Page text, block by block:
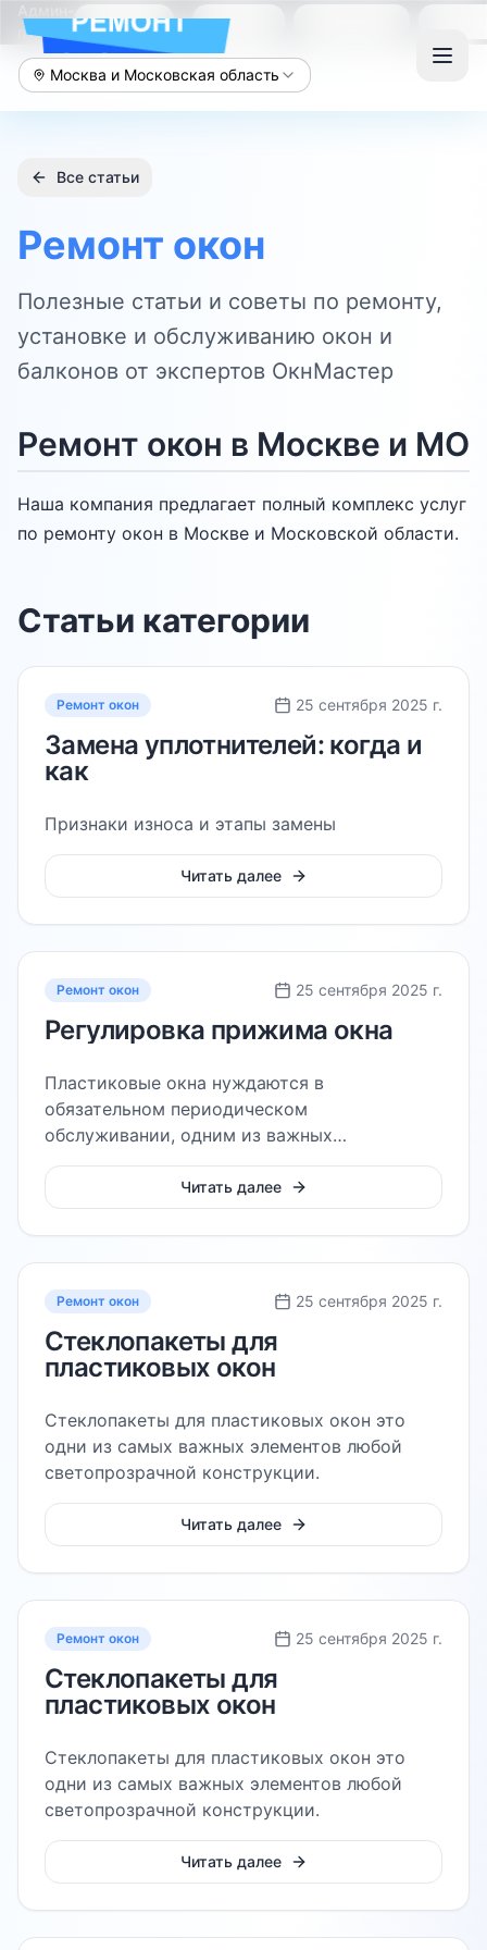
панель
Консоль Статьи
Москва и Московская область
Все статьи
Ремонт окон
Полезные статьи и советы по ремонту,
установке и обслуживанию окон и
балконов от экспертов ОкнМастер
Ремонт окон в Москве и МО
Наша компания предлагает полный комплекс услуг
по ремонту окон в Москве и Московской области.
Статьи категории
Ремонт окон 25 сентября 2025 г.
Замена уплотнителей: когда и
как
Признаки износа и этапы замены
Читать далее
Ремонт окон 25 сентября 2025 г.
Регулировка прижима окна
Пластиковые окна нуждаются в
обязательном периодическом
обслуживании, одним из важных
мероприятий в этом процессе является
регулировка прижима пластикового окна
Читать далее
Ремонт окон 25 сентября 2025 г.
Стеклопакеты для
пластиковых окон
Стеклопакеты для пластиковых окон это
одни из самых важных элементов любой
светопрозрачной конструкции.
Читать далее
Ремонт окон 25 сентября 2025 г.
Стеклопакеты для
пластиковых окон
Стеклопакеты для пластиковых окон это
одни из самых важных элементов любой
светопрозрачной конструкции.
Читать далее